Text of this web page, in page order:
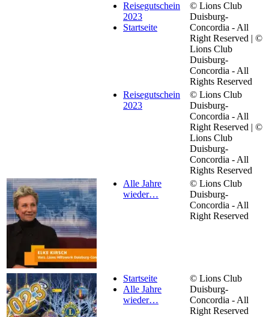
Reisegutschein
2023
Startseite
© Lions Club
Duisburg-
Concordia - All
Right Reserved | ©
Lions Club
Duisburg-
Concordia - All
Rights Reserved
Reisegutschein
2023
© Lions Club
Duisburg-
Concordia - All
Right Reserved | ©
Lions Club
Duisburg-
Concordia - All
Rights Reserved
Alle Jahre
wieder…
© Lions Club
Duisburg-
Concordia - All
Right Reserved
Startseite
Alle Jahre
wieder…
© Lions Club
Duisburg-
Concordia - All
Right Reserved